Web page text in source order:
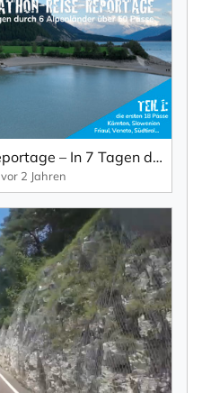
Alpen-Marathon | TV-Reportage – In 7 Tagen durch 6 Länder über 50 Pässe (Teil 1)
vor 2 Jahren